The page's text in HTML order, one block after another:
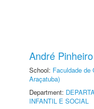
André
School: Faculdade de
Araçatuba)
Department:
INFANTIL E SOCIAL